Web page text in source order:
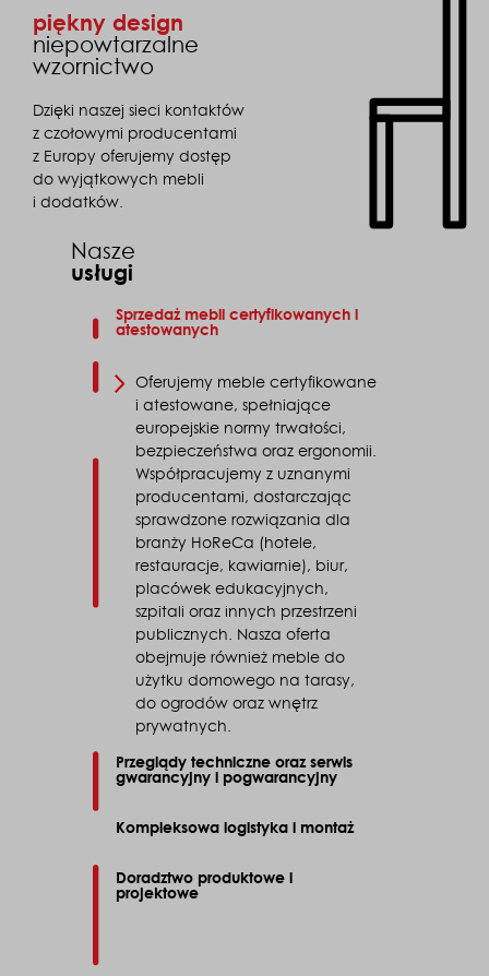
piękny design
niepowtarzalne
wzornictwo
Dzięki naszej sieci kontaktów
z czołowymi producentami
z Europy oferujemy dostęp
do wyjątkowych mebli
i dodatków.
Nasze
usługi
Sprzedaż mebli certyfikowanych i
atestowanych
Oferujemy meble certyfikowane
i atestowane, spełniające
europejskie normy trwałości,
bezpieczeństwa oraz ergonomii.
Współpracujemy z uznanymi
producentami, dostarczając
sprawdzone rozwiązania dla
branży HoReCa (hotele,
restauracje, kawiarnie), biur,
placówek edukacyjnych,
szpitali oraz innych przestrzeni
publicznych. Nasza oferta
obejmuje również meble do
użytku domowego na tarasy,
do ogrodów oraz wnętrz
prywatnych.
Przeglądy techniczne oraz serwis
gwarancyjny i pogwarancyjny
Kompleksowa logistyka i montaż
Doradztwo produktowe i
projektowe